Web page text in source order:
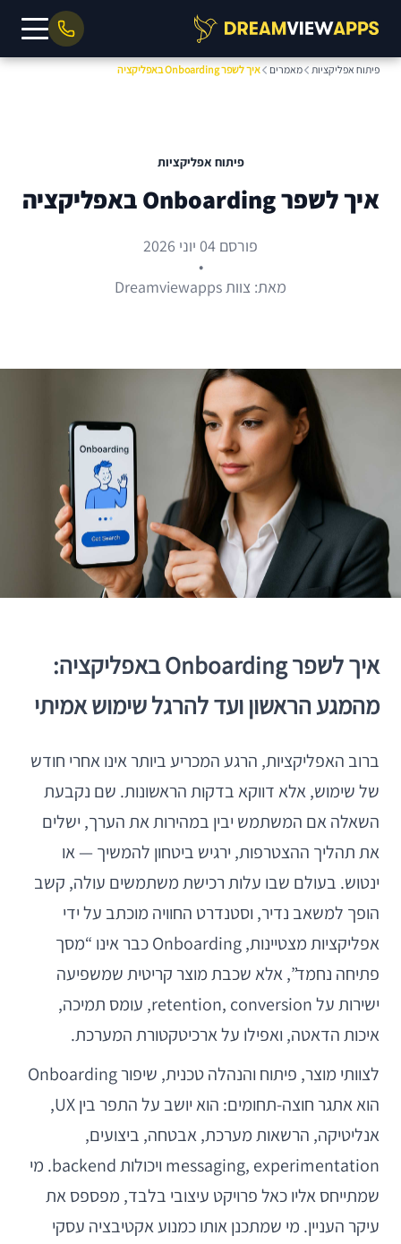
פיתוח אפליקציות מאמרים איך לשפר Onboarding באפליקציה
פיתוח אפליקציות
איך לשפר Onboarding באפליקציה
פורסם 04 יוני 2026
•
מאת: צוות Dreamviewapps
איך לשפר Onboarding באפליקציה:
מהמגע הראשון ועד להרגל שימוש אמיתי
ברוב האפליקציות, הרגע המכריע ביותר אינו אחרי חודש
של שימוש, אלא דווקא בדקות הראשונות. שם נקבעת
השאלה אם המשתמש יבין במהירות את הערך, ישלים
את תהליך ההצטרפות, ירגיש ביטחון להמשיך — או
ינטוש. בעולם שבו עלות רכישת משתמשים עולה, קשב
הופך למשאב נדיר, וסטנדרט החוויה מוכתב על ידי
אפליקציות מצטיינות, Onboarding כבר אינו “מסך
פתיחה נחמד”, אלא שכבת מוצר קריטית שמשפיעה
ישירות על retention, conversion, עומס תמיכה,
איכות הדאטה, ואפילו על ארכיטקטורת המערכת.
לצוותי מוצר, פיתוח והנהלה טכנית, שיפור Onboarding
הוא אתגר חוצה-תחומים: הוא יושב על התפר בין UX,
אנליטיקה, הרשאות מערכת, אבטחה, ביצועים,
messaging, experimentation ויכולות backend. מי
שמתייחס אליו כאל פרויקט עיצובי בלבד, מפספס את
עיקר העניין. מי שמתכנן אותו כמנוע אקטיבציה עסקי